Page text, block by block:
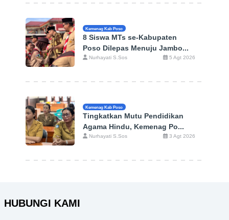
Kemenag Kab Poso
8 Siswa MTs se-Kabupaten
Poso Dilepas Menuju Jambo...
Nurhayati S.Sos 5 Agt 2026
Kemenag Kab Poso
Tingkatkan Mutu Pendidikan
Agama Hindu, Kemenag Po...
Nurhayati S.Sos 3 Agt 2026
HUBUNGI KAMI